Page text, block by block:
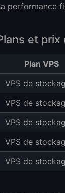
performance
et prix
Plan VPS
VPS de
VPS de
VPS de
VPS de
VPS de